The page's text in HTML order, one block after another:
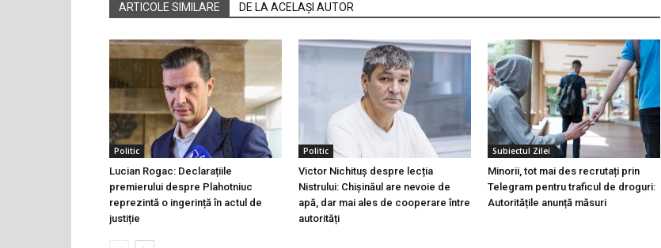
ARTICOLE SIMILARE DE LA ACELAȘI AUTOR
Politic
Lucian Rogac: Declarațiile
premierului despre Plahotniuc
reprezintă o ingerință în actul de
justiție
Politic
Victor Nichituș despre lecția
Nistrului: Chișinăul are nevoie de
apă, dar mai ales de cooperare între
autorități
Subiectul Zilei
Minorii, tot mai des recrutați prin
Telegram pentru traficul de droguri:
Autoritățile anunță măsuri